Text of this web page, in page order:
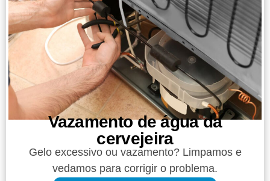
Vazamento de água da
cervejeira​
Gelo excessivo ou vazamento? Limpamos e
vedamos para corrigir o problema.